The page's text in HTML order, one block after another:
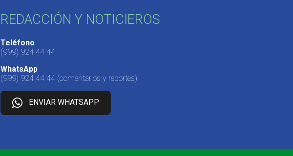
REDACCIÓN Y NOTICIEROS
Teléfono
(999) 924 44 44
WhatsApp
(999) 924 44 44 (comentarios y reportes)
ENVIAR WHATSAPP